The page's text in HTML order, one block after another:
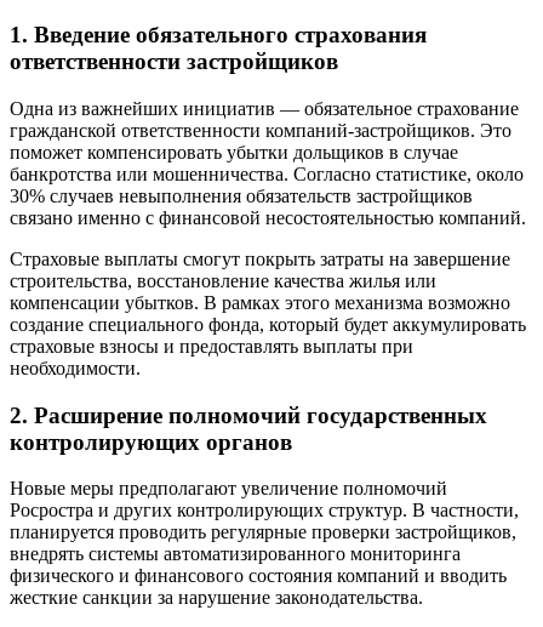
1. Введение обязательного страхования
ответственности застройщиков
Одна из важнейших инициатив — обязательное страхование
гражданской ответственности компаний-застройщиков. Это
поможет компенсировать убытки дольщиков в случае
банкротства или мошенничества. Согласно статистике, около
30% случаев невыполнения обязательств застройщиков
связано именно с финансовой несостоятельностью компаний.
Страховые выплаты смогут покрыть затраты на завершение
строительства, восстановление качества жилья или
компенсации убытков. В рамках этого механизма возможно
создание специального фонда, который будет аккумулировать
страховые взносы и предоставлять выплаты при
необходимости.
2. Расширение полномочий государственных
контролирующих органов
Новые меры предполагают увеличение полномочий
Росростра и других контролирующих структур. В частности,
планируется проводить регулярные проверки застройщиков,
внедрять системы автоматизированного мониторинга
физического и финансового состояния компаний и вводить
жесткие санкции за нарушение законодательства.